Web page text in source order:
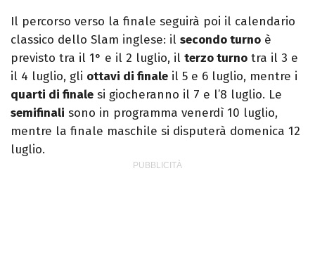
Il percorso verso la finale seguirà poi il calendario
classico dello Slam inglese: il secondo turno è
previsto tra il 1° e il 2 luglio, il terzo turno tra il 3 e
il 4 luglio, gli ottavi di finale il 5 e 6 luglio, mentre i
quarti di finale si giocheranno il 7 e l’8 luglio. Le
semifinali sono in programma venerdì 10 luglio,
mentre la finale maschile si disputerà domenica 12
luglio.